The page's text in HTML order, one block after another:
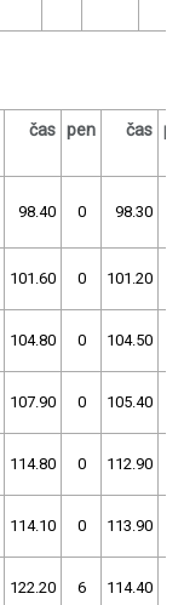
čas pen čas
98.40 0 98.30
101.60 0 101.20
104.80 0 104.50
107.90 0 105.40
114.80 0 112.90
114.10 0 113.90
122.20 6 114.40